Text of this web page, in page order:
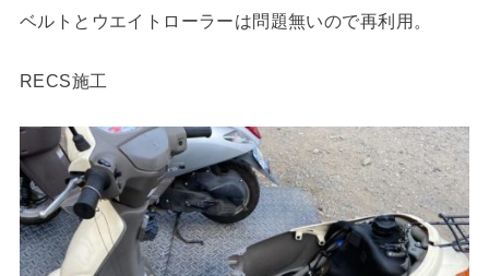
ベルトとウエイトローラーは問題無いので再利用。
RECS施工